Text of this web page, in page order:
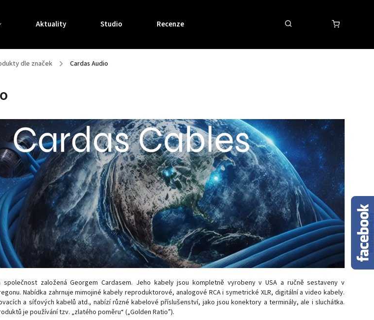
Aktuality Studio Recenze Kontakty
dle značek / Cardas Audio
společnost založená Georgem Cardasem. Jeho kabely jsou kompletně vyrobeny v USA a ručně sestaveny v
Nabídka zahrnuje mimojiné kabely reproduktorové, analogové RCA i symetrické XLR, digitální a video kabely.
a síťových kabelů atd., nabízí různé kabelové příslušenství, jako jsou konektory a terminály, ale i sluchátka.
je používání tzv. „zlatého poměru“ („Golden Ratio”).